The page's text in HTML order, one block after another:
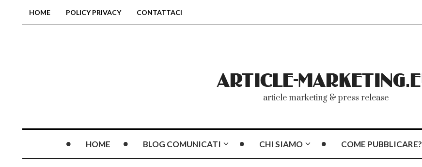
HOME POLICY PRIVACY CONTATTACI
article marketing & press release
HOME BLOG COMUNICATI CHI SIAMO COME PUBBLICARE?